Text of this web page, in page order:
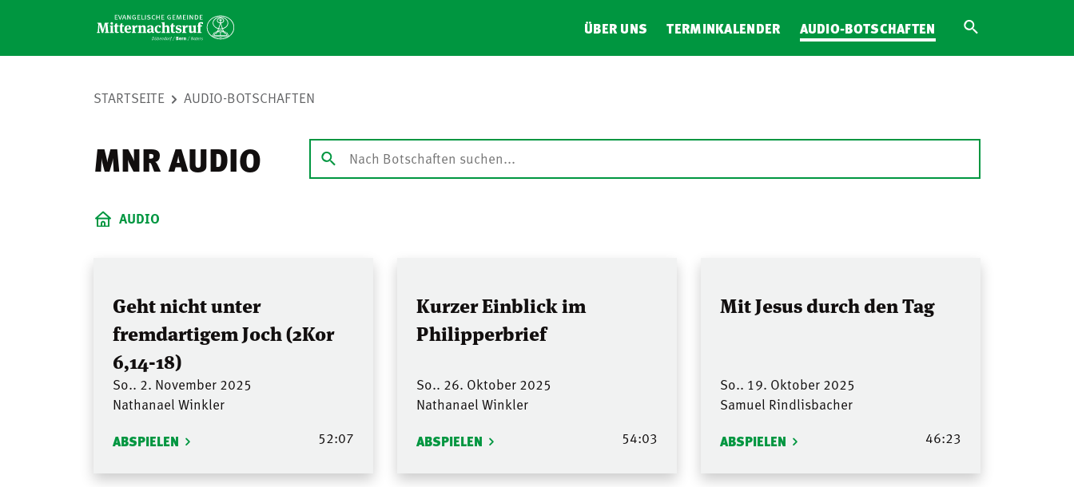
ÜBER UNS TERMINKALENDER AUDIO-BOTSCHAFTEN
STARTSEITE AUDIO-BOTSCHAFTEN
MNR AUDIO
AUDIO
Geht nicht unter
fremdartigem Joch (2Kor
6,14-18)
So.. 2. November 2025
Nathanael Winkler
ABSPIELEN 52:07
Kurzer Einblick im
Philipperbrief
So.. 26. Oktober 2025
Nathanael Winkler
ABSPIELEN 54:03
Mit Jesus durch den Tag
So.. 19. Oktober 2025
Samuel Rindlisbacher
ABSPIELEN 46:23